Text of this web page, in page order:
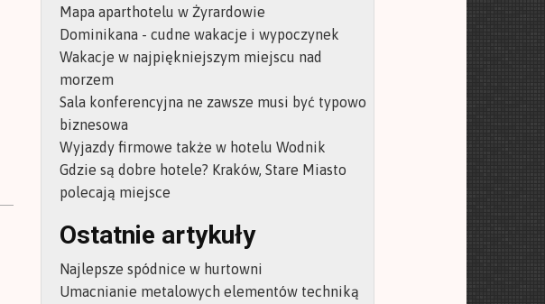
Mapa aparthotelu w Żyrardowie
Dominikana - cudne wakacje i wypoczynek
Wakacje w najpiękniejszym miejscu nad
morzem
Sala konferencyjna ne zawsze musi być typowo
biznesowa
Wyjazdy firmowe także w hotelu Wodnik
Gdzie są dobre hotele? Kraków, Stare Miasto
polecają miejsce
Ostatnie artykuły
Najlepsze spódnice w hurtowni
Umacnianie metalowych elementów techniką